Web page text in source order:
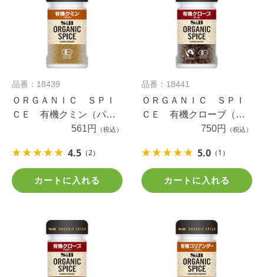
品番：18439
ＯＲＧＡＮＩＣ ＳＰＩ
ＣＥ 有機クミン（パウ
ダー） １８ｇ561円 （税込）
4.5 （2）
カートに入れる
品番：18441
ＯＲＧＡＮＩＣ ＳＰＩ
ＣＥ 有機クローブ（ホ
ール） １３ｇ750円 （税込）
5.0 （1）
カートに入れる